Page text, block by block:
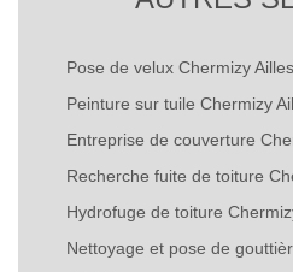
Pose de velux Chermizy
Peinture sur tuile Chermizy
Entreprise de couverture
Recherche fuite de toiture
Hydrofuge de toiture
Nettoyage et pose de